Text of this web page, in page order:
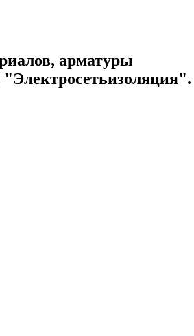
арматуры
"Электросетьизоляция".